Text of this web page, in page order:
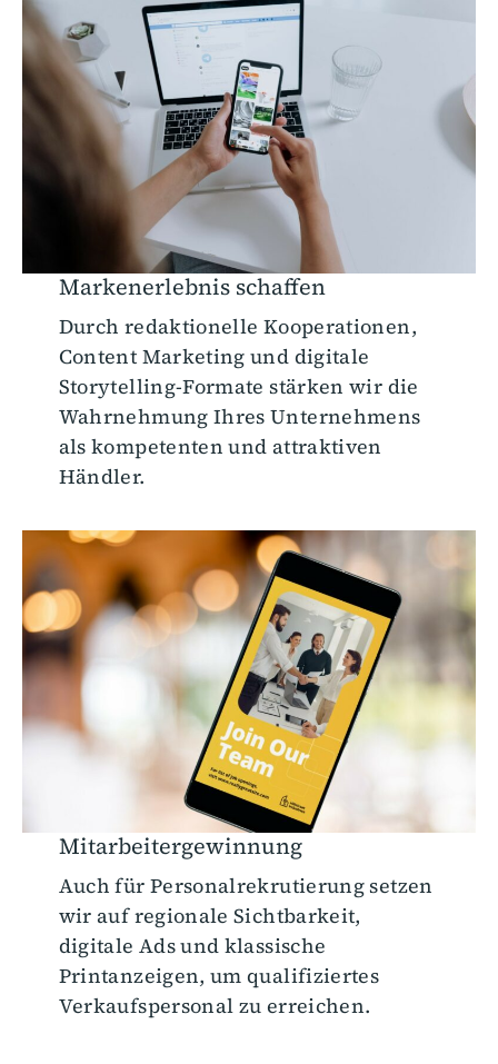
Markenerlebnis schaffen
Durch redaktionelle Kooperationen,
Content Marketing und digitale
Storytelling-Formate stärken wir die
Wahrnehmung Ihres Unternehmens
als kompetenten und attraktiven
Händler.
Mitarbeitergewinnung
Auch für Personalrekrutierung setzen
wir auf regionale Sichtbarkeit,
digitale Ads und klassische
Printanzeigen, um qualifiziertes
Verkaufspersonal zu erreichen.